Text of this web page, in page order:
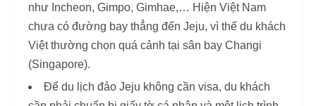
như Incheon, Gimpo, Gimhae,… Hiện Việt Nam
chưa có đường bay thẳng đến Jeju, vì thế du khách
Việt thường chọn quá cảnh tại sân bay Changi
(Singapore).
Để du lịch đảo Jeju không cần visa, du khách